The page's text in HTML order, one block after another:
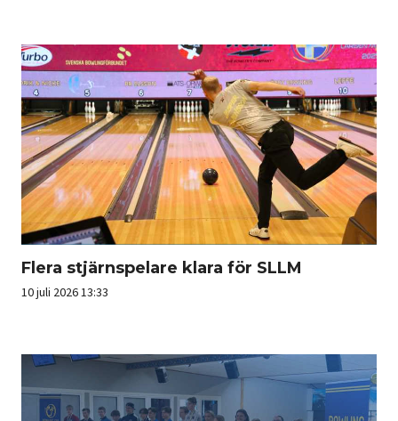
Flera stjärnspelare klara för SLLM
10 juli 2026 13:33